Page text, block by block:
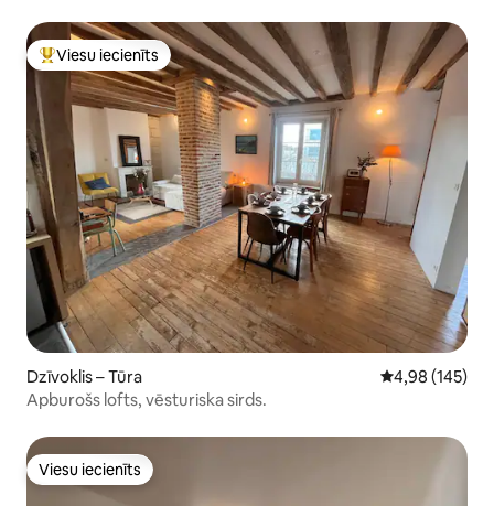
Populārs viesu iecienīts mājoklis
Viesu iecienīts
Dzīvoklis – Tūra Vidējais
4,98 (145)
Apburošs lofts, vēsturiska sirds.
Viesu iecienīts
Viesu iecienīts